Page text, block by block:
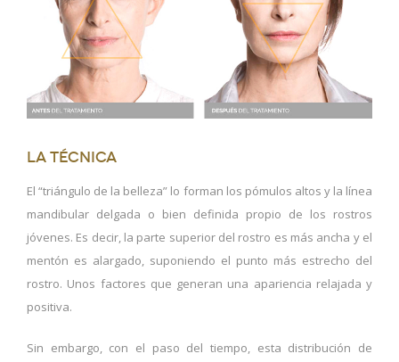
La técnica
El “triángulo de la belleza” lo forman los pómulos altos y la línea
mandibular delgada o bien definida propio de los rostros
jóvenes. Es decir, la parte superior del rostro es más ancha y el
mentón es alargado, suponiendo el punto más estrecho del
rostro. Unos factores que generan una apariencia relajada y
positiva.
Sin embargo, con el paso del tiempo, esta distribución de